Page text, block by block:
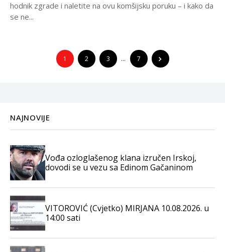
hodnik zgrade i naletite na ovu komšijsku poruku – i kako da
se ne...
1 2 3 … 7
NAJNOVIJE
Vođa ozloglašenog klana izručen Irskoj,
dovodi se u vezu sa Edinom Gačaninom
VITOROVIĆ (Cvjetko) MIRJANA 10.08.2026. u
14:00 sati